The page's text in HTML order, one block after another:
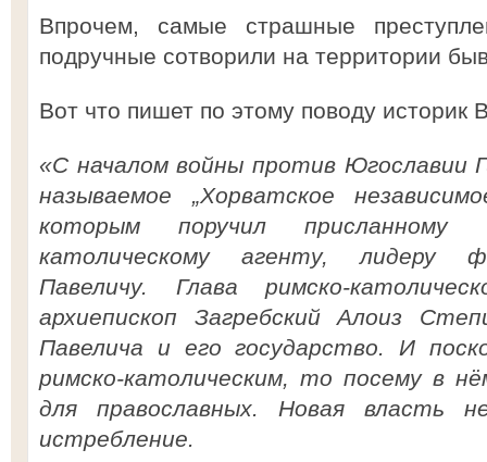
Впрочем, самые страшные
подручные сотворили на территории
Вот что пишет по этому поводу историк
«С началом войны против Югославии
называемое „Хорватское
которым поручил
католическому агенту, лидеру
Павеличу. Глава римско-
архиепископ Загребский Алоиз
Павелича и его государство. И
римско-католическим, то посему в
для православных. Новая власть
истребление.